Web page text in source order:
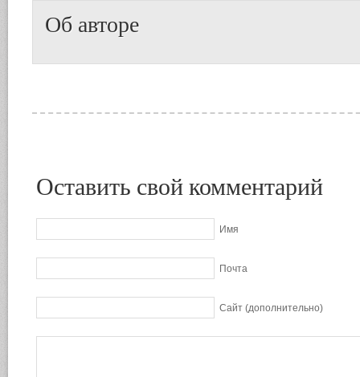
Об авторе
Оставить свой комментарий
Имя
Почта
Сайт (дополнительно)